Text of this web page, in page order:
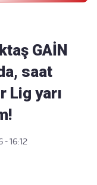
GAİN
saat
Lig yarı
- 16:12